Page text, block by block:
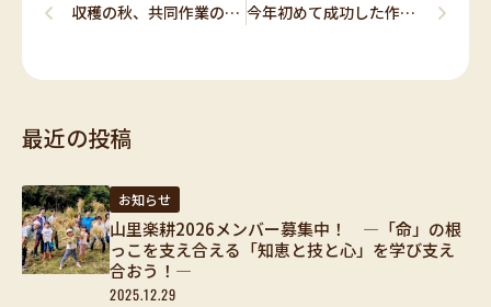
収穫の秋、共同作業の仲間たち 今年初めて成功した作物もあるんだよ
最近の投稿
お知らせ
山里楽耕2026メンバー募集中！ ―「命」の根
っこを支え合える「知恵と技と心」を学び支え
合おう！―
2025.12.29
カ
イ